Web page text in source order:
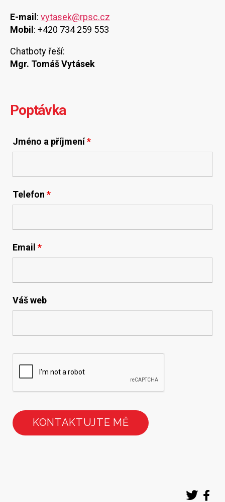
E-mail : vytasek@rpsc.cz
Mobil : +420 734 259 553
Chatboty řeší:
Mgr. Tomáš Vytásek
Poptávka
Jméno a příjmení*
Telefon *
Email *
Váš web